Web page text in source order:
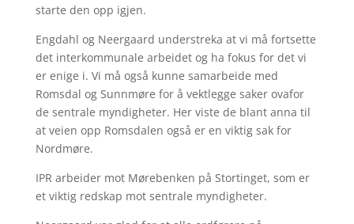
starte den opp igjen.
Engdahl og Neergaard understreka at vi må fortsette
det interkommunale arbeidet og ha fokus for det vi
er enige i. Vi må også kunne samarbeide med
Romsdal og Sunnmøre for å vektlegge saker ovafor
de sentrale myndigheter. Her viste de blant anna til
at veien opp Romsdalen også er en viktig sak for
Nordmøre.
IPR arbeider mot Mørebenken på Stortinget, som er
et viktig redskap mot sentrale myndigheter.